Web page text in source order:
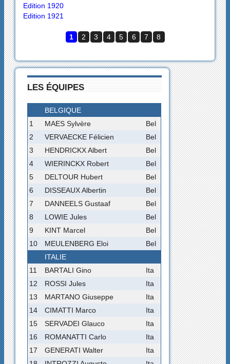
Edition 1920
Edition 1921
1 2 3 4 5 6 7 8
LES ÉQUIPES
BELGIQUE
1
MAES Sylvère
Bel
2
VERVAECKE Félicien
Bel
3
HENDRICKX Albert
Bel
4
WIERINCKX Robert
Bel
5
DELTOUR Hubert
Bel
6
DISSEAUX Albertin
Bel
7
DANNEELS Gustaaf
Bel
8
LOWIE Jules
Bel
9
KINT Marcel
Bel
10
MEULENBERG Eloi
Bel
ITALIE
11
BARTALI Gino
Ita
12
ROSSI Jules
Ita
13
MARTANO Giuseppe
Ita
14
CIMATTI Marco
Ita
15
SERVADEI Glauco
Ita
16
ROMANATTI Carlo
Ita
17
GENERATI Walter
Ita